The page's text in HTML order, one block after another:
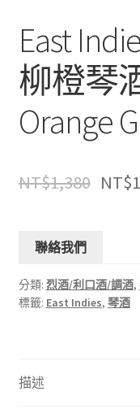
East
柳橙琴
Orange
NT$1,380 NT$
聯絡我們
分類: 烈酒/利口酒/調酒,
標籤: East Indies, 琴酒
描述